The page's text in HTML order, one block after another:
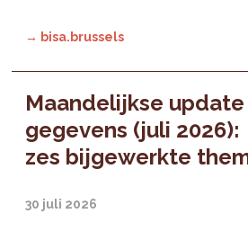
→ bisa.brussels
Maandelijkse update
gegevens (juli 2026):
zes bijgewerkte
30 juli 2026